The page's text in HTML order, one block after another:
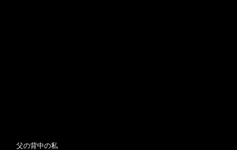
父の背中の私